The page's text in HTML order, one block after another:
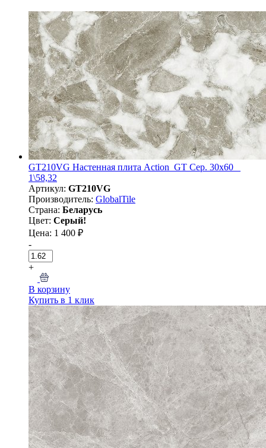
GT210VG Настенная плита Action_GT Сер. 30x60 _
1\58,32
Артикул: GT210VG
Производитель: GlobalTile
Страна: Беларусь
Цвет: Серый!
Цена: 1 400 ₽
-
+
В корзину
Купить в 1 клик